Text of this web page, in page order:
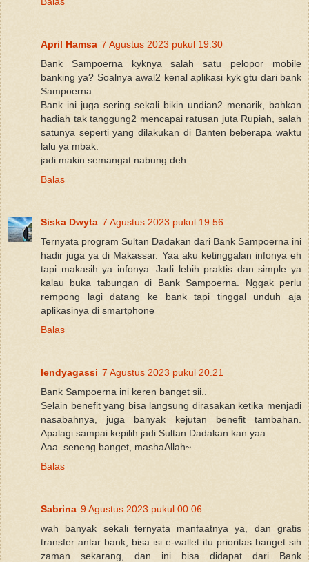
April Hamsa 7 Agustus 2023 pukul 19.30
Bank Sampoerna kyknya salah satu pelopor mobile
banking ya? Soalnya awal2 kenal aplikasi kyk gtu dari bank
Sampoerna.
Bank ini juga sering sekali bikin undian2 menarik, bahkan
hadiah tak tanggung2 mencapai ratusan juta Rupiah, salah
satunya seperti yang dilakukan di Banten beberapa waktu
lalu ya mbak.
jadi makin semangat nabung deh.
Balas
Siska Dwyta 7 Agustus 2023 pukul 19.56
Ternyata program Sultan Dadakan dari Bank Sampoerna ini
hadir juga ya di Makassar. Yaa aku ketinggalan infonya eh
tapi makasih ya infonya. Jadi lebih praktis dan simple ya
kalau buka tabungan di Bank Sampoerna. Nggak perlu
rempong lagi datang ke bank tapi tinggal unduh aja
aplikasinya di smartphone
Balas
lendyagassi 7 Agustus 2023 pukul 20.21
Bank Sampoerna ini keren banget sii..
Selain benefit yang bisa langsung dirasakan ketika menjadi
nasabahnya, juga banyak kejutan benefit tambahan.
Apalagi sampai kepilih jadi Sultan Dadakan kan yaa..
Aaa..seneng banget, mashaAllah~
Balas
Sabrina 9 Agustus 2023 pukul 00.06
wah banyak sekali ternyata manfaatnya ya, dan gratis
transfer antar bank, bisa isi e-wallet itu prioritas banget sih
zaman sekarang, dan ini bisa didapat dari Bank